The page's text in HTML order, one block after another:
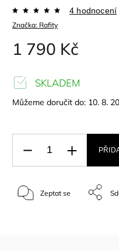
Značka: Rafity
4 hodnocení
1 790 Kč
SKLADEM
Můžeme doručit do: 10. 8.
Zeptat se